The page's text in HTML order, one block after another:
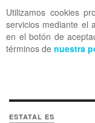
Utilizamos cookies
servicios mediante el
en el botón de
términos de nuestra
OFF CANVAS
ESTATAL ES